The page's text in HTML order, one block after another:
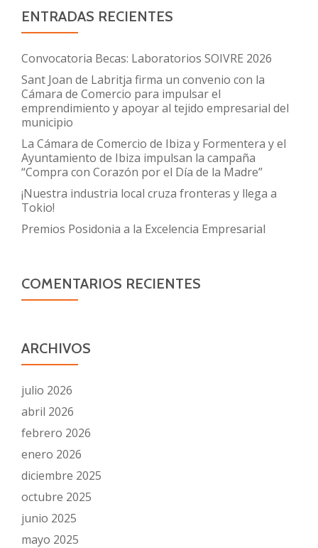
Innovadora
ENTRADAS RECIENTES
Convocatoria Becas: Laboratorios SOIVRE 2026
Sant Joan de Labritja firma un convenio con la
Cámara de Comercio para impulsar el
emprendimiento y apoyar al tejido empresarial del
municipio
La Cámara de Comercio de Ibiza y Formentera y el
Ayuntamiento de Ibiza impulsan la campaña
“Compra con Corazón por el Día de la Madre”
¡Nuestra industria local cruza fronteras y llega a
Tokio!
Premios Posidonia a la Excelencia Empresarial
COMENTARIOS RECIENTES
ARCHIVOS
julio 2026
abril 2026
febrero 2026
enero 2026
diciembre 2025
octubre 2025
junio 2025
mayo 2025